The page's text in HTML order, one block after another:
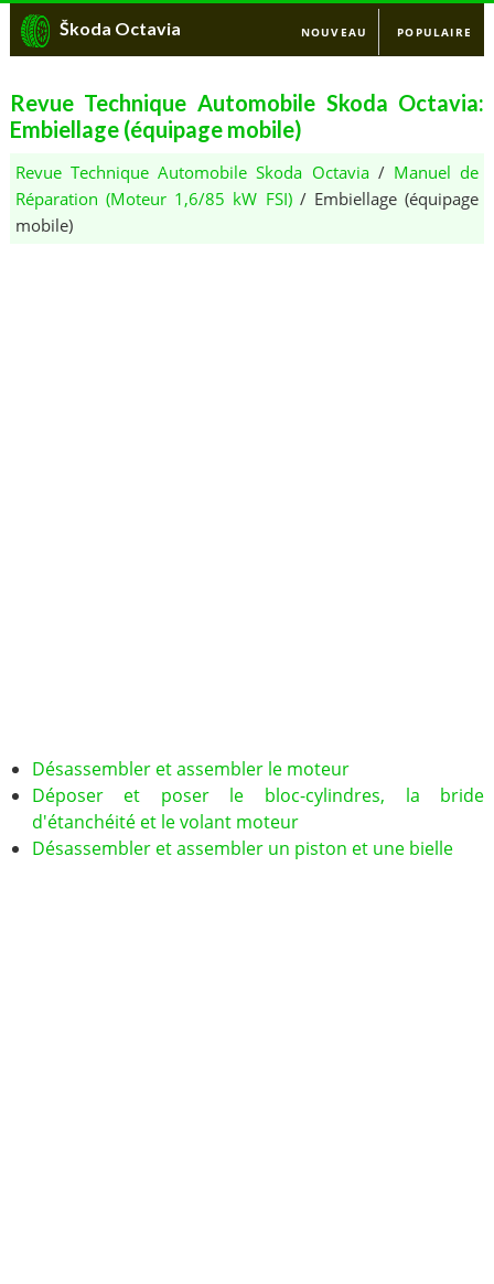
Škoda Octavia NOUVEAU POPULAIRE
Revue Technique Automobile Skoda Octavia:
Embiellage (équipage mobile)
Revue Technique Automobile Skoda Octavia/ Manuel de
Réparation (Moteur 1,6/85 kW FSI)/ Embiellage (équipage
mobile)
Désassembler et assembler le moteur
Déposer et poser le bloc-cylindres, la bride
d'étanchéité et le volant moteur
Désassembler et assembler un piston et une bielle